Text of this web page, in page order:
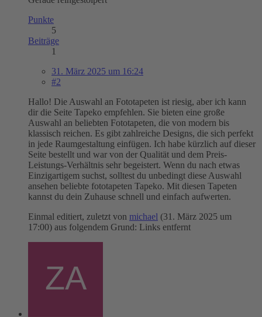
Punkte
5
Beiträge
1
31. März 2025 um 16:24
#2
Hallo! Die Auswahl an Fototapeten ist riesig, aber ich kann
dir die Seite Tapeko empfehlen. Sie bieten eine große
Auswahl an beliebten Fototapeten, die von modern bis
klassisch reichen. Es gibt zahlreiche Designs, die sich perfekt
in jede Raumgestaltung einfügen. Ich habe kürzlich auf dieser
Seite bestellt und war von der Qualität und dem Preis-
Leistungs-Verhältnis sehr begeistert. Wenn du nach etwas
Einzigartigem suchst, solltest du unbedingt diese Auswahl
ansehen beliebte fototapeten Tapeko. Mit diesen Tapeten
kannst du dein Zuhause schnell und einfach aufwerten.
Einmal editiert, zuletzt von michael (31. März 2025 um
17:00) aus folgendem Grund: Links entfernt